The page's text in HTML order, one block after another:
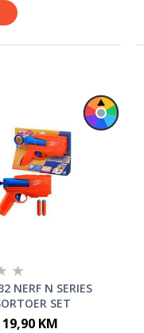
NERF N SERIES
SET
19,90 KM